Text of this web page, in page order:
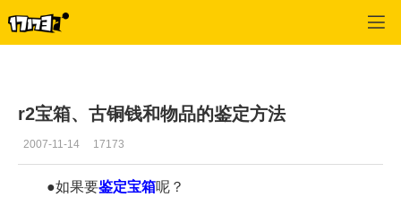
r2宝箱、古铜钱和物品的鉴定方法
2007-11-14 17173
●如果要鉴定宝箱呢？